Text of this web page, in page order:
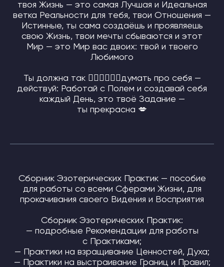
твоя Жизнь — это самая Лучшая и Идеальная
ветка Реальности для тебя, твои Отношения —
Истинные, ты сама создаёшь и проявляешь
свою Жизнь, твои мечты сбываются и этот
Мир — это Мир вас двоих: твой и твоего
Любимого
Ты должна так 👆🏼👆🏼👆🏼думать про себя —
действуй: Работай с Полем и создавай себя
каждый День, это твоё Задание —
ты прекрасна 💋
Сборник Эзотерических Практик — пособие
для работы со всеми Сферами Жизни, для
прокачивания своего Видения и Восприятия
Сборник Эзотерических Практик:
— подробные Рекомендации для работы
с Практиками;
— Практики на взращивание Ценностей, Духа;
— Практики на выстраивание Границ и Правил;
ОГРН 322030000010453
Договор публичной оферты
Политика конфиденциальности
О НАС
INSTAGRAM* MSF
на обработку
персональных данныхи соглашаюсь с ответственностью
ОТПРАВИТЬ
Патент на Товарный Знак номер 1080007
Патент на Товарный Знак номер 902234
Лицензия на осуществление
образовательной деятельности
Свидетельство на Товарный Знак
(знак обслуживания) номер 1095908
СТАТЬИ